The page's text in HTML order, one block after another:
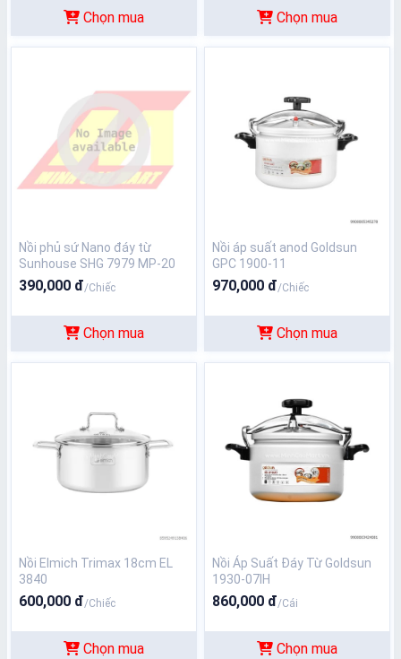
Chọn mua Chọn mua
Nồi phủ sứ Nano đáy từ
Sunhouse SHG 7979 MP-20
390,000 đ/Chiếc
Chọn mua
Nồi áp suất anod Goldsun
GPC 1900-11
970,000 đ/Chiếc
Chọn mua
Nồi Elmich Trimax 18cm EL
3840
600,000 đ/Chiếc
Chọn mua
Nồi Áp Suất Đáy Từ Goldsun
1930-07IH
860,000 đ/Cái
Chọn mua